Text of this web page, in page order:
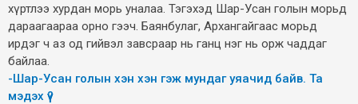
хүртлээ хурдан морь уналаа. Тэгэхэд Шар-Усан голын морьд
дараагаараа орно гээч. Баянбулаг, Архангайгаас морьд
ирдэг ч аз од гийвэл завсраар нь ганц нэг нь орж чаддаг
байлаа.
-Шар-Усан голын хэн хэн гэж мундаг уяачид байв. Та
мэдэх үү?